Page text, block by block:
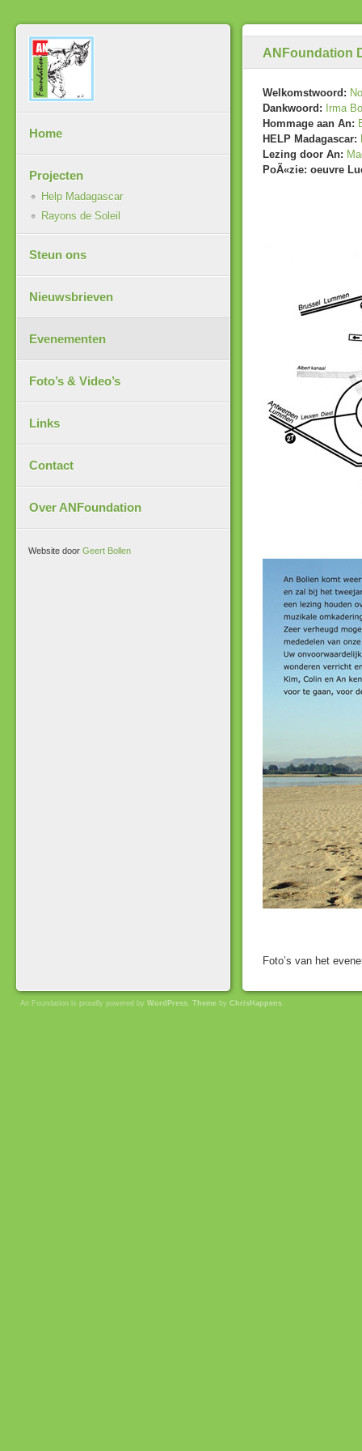
ANFoundation
Welkomstwoord:
Dankwoord: Irma
Hommage aan An:
HELP Madagascar:
Lezing door An:
PoÃ«zie: oeuvre
Foto’s van het
Home
Projecten
Help Madagascar
Rayons de Soleil
Steun ons
Nieuwsbrieven
Evenementen
Foto’s & Video’s
Links
Contact
Over ANFoundation
Website door Geert Bollen
An Foundation is proudly powered by WordPress. Theme by ChrisHappens.